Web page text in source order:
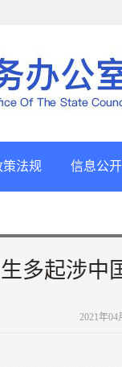
策法规 信息公开
多起涉中
2021年